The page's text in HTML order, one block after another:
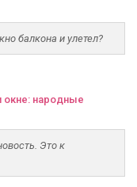
балкона и улетел?
окне: народные
Это к